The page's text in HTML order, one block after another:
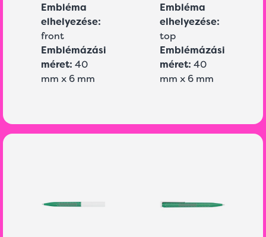
Embléma
elhelyezése:
front
Emblémázási
méret: 40
mm x 6 mm
Embléma
elhelyezése:
top
Emblémázási
méret: 40
mm x 6 mm